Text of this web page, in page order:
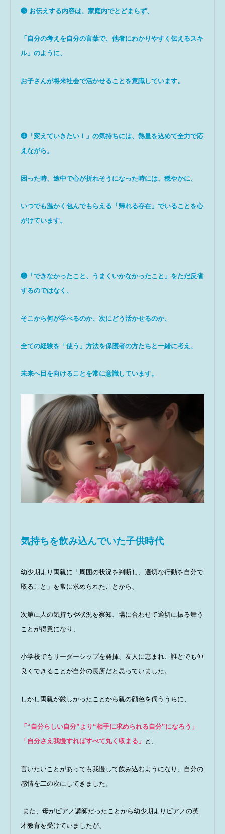
❸ お伝えする内容は、家庭内でとどまらず、
「自分の考えを自分の言葉で、他者にわかりやすく伝えるスキ
ル」のように、
お子さんが将来社会で活かせることを意識しています。
❹「変えていきたい！」の気持ちには、熱量を込めて全力で応
えながら。
困った時、途中で心が折れそうになった時には、穏やかに、
いつでも温かく包んでもらえる「帰れる存在」でいることを心
がけています。
❺「できなかったこと、うまくいかなかったこと」をただ反省
するのではなく、
そこから何が学べるのか、次にどう活かせるのか、
全ての経験を「使う」方法を保護者の方たちと一緒に考え、
未来へ目を向けることを常に意識しています。
気持ちを飲み込んでいた子供時代
幼少期より両親に「周囲の状況を判断し、適切な行動を自分で
取ること」を常に求められたことから、
次第に人の気持ちや状況を察知、場に合わせて適切に振る舞う
ことが得意になり、
小学校でもリーダーシップを発揮、友人に恵まれ、誰とでも仲
良くできることが自分の長所だと思っていました。
しかし両親が厳しかったことから親の顔色を伺ううちに、
「“自分らしい自分”より“相手に求められる自分”になろう」
「自分さえ我慢すればすべて丸く収まる」 と、
言いたいことがあっても我慢して飲み込むようになり、自分の
感情を二の次にしてきました。
また、母がピアノ講師だったことから幼少期よりピアノの英
才教育を受けていましたが、